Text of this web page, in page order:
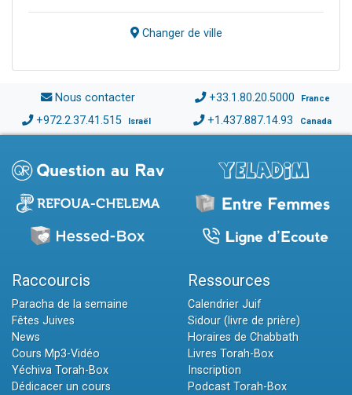
Changer de ville
Nous contacter +33.1.80.20.5000 France
+972.2.37.41.515 Israël +1.437.887.14.93 Canada
Raccourcis
Paracha de la semaine
Fêtes Juives
News
Cours Mp3-Vidéo
Yéchiva Torah-Box
Dédicacer un cours
Ressources
Calendrier Juif
Sidour (livre de prière)
Horaires de Chabbath
Livres Torah-Box
Inscription
Podcast Torah-Box